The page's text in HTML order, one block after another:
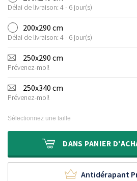
Délai de livraison: 4 - 6 jour(s)
200x290 cm
Délai de livraison: 4 - 6 jour(s)
250x290 cm
Prévenez-moi!
250x340 cm
Prévenez-moi!
Sélectionnez une taille
DANS PANIER
Antidérapant